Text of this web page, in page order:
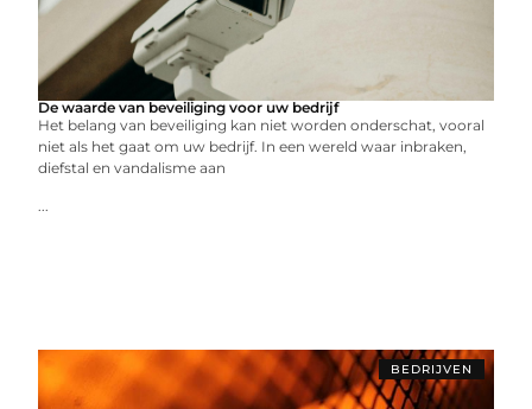
De waarde van beveiliging voor uw bedrijf
Het belang van beveiliging kan niet worden onderschat, vooral
niet als het gaat om uw bedrijf. In een wereld waar inbraken,
diefstal en vandalisme aan
...
BEDRIJVEN